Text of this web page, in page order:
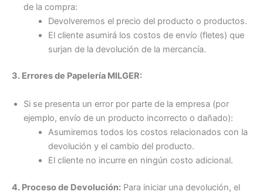
de la compra:
Devolveremos el precio del producto o productos.
El cliente asumirá los costos de envío (fletes) que
surjan de la devolución de la mercancía.
3. Errores de Papelería MILGER:
Si se presenta un error por parte de la empresa (por
ejemplo, envío de un producto incorrecto o dañado):
Asumiremos todos los costos relacionados con la
devolución y el cambio del producto.
El cliente no incurre en ningún costo adicional.
4. Proceso de Devolución: Para iniciar una devolución, el